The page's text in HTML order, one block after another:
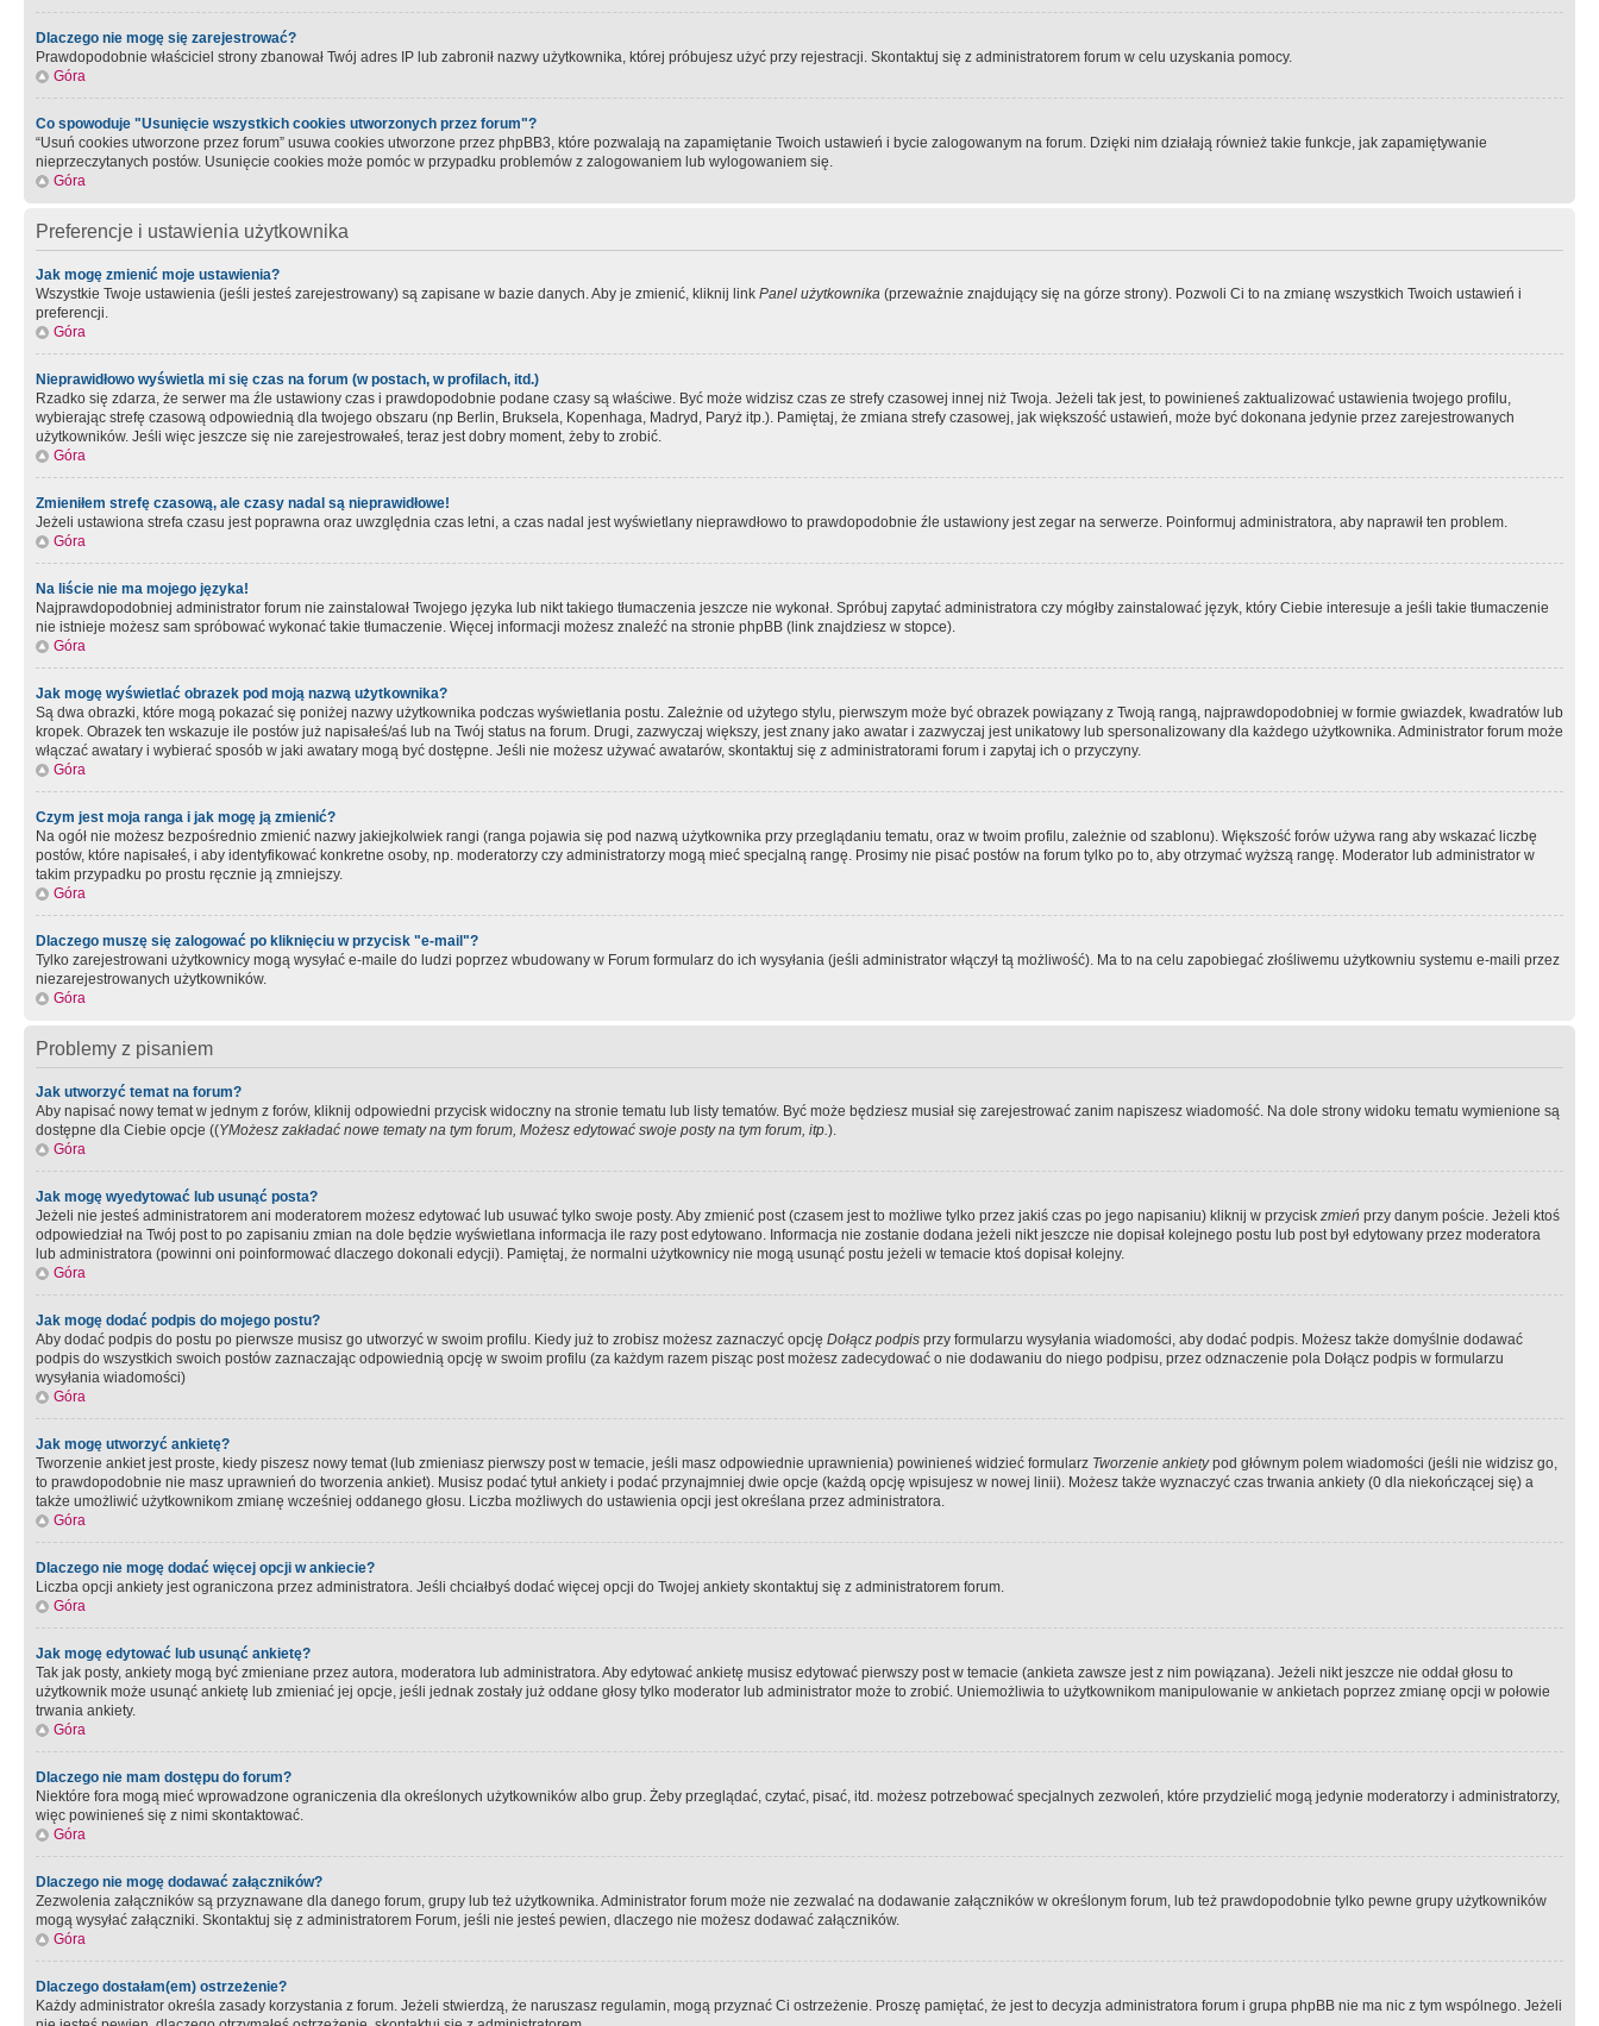
Dlaczego nie mogę się zarejestrować?
Prawdopodobnie właściciel strony zbanował Twój adres IP lub zabronił nazwy użytkownika, której próbujesz użyć przy rejestracji. Skontaktuj się z administratorem forum w celu uzyskania pomocy.
Góra
Co spowoduje "Usunięcie wszystkich cookies utworzonych przez forum"?
“Usuń cookies utworzone przez forum” usuwa cookies utworzone przez phpBB3, które pozwalają na zapamiętanie Twoich ustawień i bycie zalogowanym na forum. Dzięki nim działają również takie funkcje, jak zapamiętywanie
nieprzeczytanych postów. Usunięcie cookies może pomóc w przypadku problemów z zalogowaniem lub wylogowaniem się.
Góra
Preferencje i ustawienia użytkownika
Jak mogę zmienić moje ustawienia?
Wszystkie Twoje ustawienia (jeśli jesteś zarejestrowany) są zapisane w bazie danych. Aby je zmienić, kliknij link Panel użytkownika (przeważnie znajdujący się na górze strony). Pozwoli Ci to na zmianę wszystkich Twoich ustawień i
preferencji.
Góra
Nieprawidłowo wyświetla mi się czas na forum (w postach, w profilach, itd.)
Rzadko się zdarza, że serwer ma źle ustawiony czas i prawdopodobnie podane czasy są właściwe. Być może widzisz czas ze strefy czasowej innej niż Twoja. Jeżeli tak jest, to powinieneś zaktualizować ustawienia twojego profilu,
wybierając strefę czasową odpowiednią dla twojego obszaru (np Berlin, Bruksela, Kopenhaga, Madryd, Paryż itp.). Pamiętaj, że zmiana strefy czasowej, jak większość ustawień, może być dokonana jedynie przez zarejestrowanych
użytkowników. Jeśli więc jeszcze się nie zarejestrowałeś, teraz jest dobry moment, żeby to zrobić.
Góra
Zmieniłem strefę czasową, ale czasy nadal są nieprawidłowe!
Jeżeli ustawiona strefa czasu jest poprawna oraz uwzględnia czas letni, a czas nadal jest wyświetlany nieprawdłowo to prawdopodobnie źle ustawiony jest zegar na serwerze. Poinformuj administratora, aby naprawił ten problem.
Góra
Na liście nie ma mojego języka!
Najprawdopodobniej administrator forum nie zainstalował Twojego języka lub nikt takiego tłumaczenia jeszcze nie wykonał. Spróbuj zapytać administratora czy mógłby zainstalować język, który Ciebie interesuje a jeśli takie tłumaczenie
nie istnieje możesz sam spróbować wykonać takie tłumaczenie. Więcej informacji możesz znaleźć na stronie phpBB (link znajdziesz w stopce).
Góra
Jak mogę wyświetlać obrazek pod moją nazwą użytkownika?
Są dwa obrazki, które mogą pokazać się poniżej nazwy użytkownika podczas wyświetlania postu. Zależnie od użytego stylu, pierwszym może być obrazek powiązany z Twoją rangą, najprawdopodobniej w formie gwiazdek, kwadratów lub
kropek. Obrazek ten wskazuje ile postów już napisałeś/aś lub na Twój status na forum. Drugi, zazwyczaj większy, jest znany jako awatar i zazwyczaj jest unikatowy lub spersonalizowany dla każdego użytkownika. Administrator forum może
włączać awatary i wybierać sposób w jaki awatary mogą być dostępne. Jeśli nie możesz używać awatarów, skontaktuj się z administratorami forum i zapytaj ich o przyczyny.
Góra
Czym jest moja ranga i jak mogę ją zmienić?
Na ogół nie możesz bezpośrednio zmienić nazwy jakiejkolwiek rangi (ranga pojawia się pod nazwą użytkownika przy przeglądaniu tematu, oraz w twoim profilu, zależnie od szablonu). Większość forów używa rang aby wskazać liczbę
postów, które napisałeś, i aby identyfikować konkretne osoby, np. moderatorzy czy administratorzy mogą mieć specjalną rangę. Prosimy nie pisać postów na forum tylko po to, aby otrzymać wyższą rangę. Moderator lub administrator w
takim przypadku po prostu ręcznie ją zmniejszy.
Góra
Dlaczego muszę się zalogować po kliknięciu w przycisk "e-mail"?
Tylko zarejestrowani użytkownicy mogą wysyłać e-maile do ludzi poprzez wbudowany w Forum formularz do ich wysyłania (jeśli administrator włączył tą możliwość). Ma to na celu zapobiegać złośliwemu użytkowniu systemu e-maili przez
niezarejestrowanych użytkowników.
Góra
Problemy z pisaniem
Jak utworzyć temat na forum?
Aby napisać nowy temat w jednym z forów, kliknij odpowiedni przycisk widoczny na stronie tematu lub listy tematów. Być może będziesz musiał się zarejestrować zanim napiszesz wiadomość. Na dole strony widoku tematu wymienione są
dostępne dla Ciebie opcje ((YMożesz zakładać nowe tematy na tym forum, Możesz edytować swoje posty na tym forum, itp.).
Góra
Jak mogę wyedytować lub usunąć posta?
Jeżeli nie jesteś administratorem ani moderatorem możesz edytować lub usuwać tylko swoje posty. Aby zmienić post (czasem jest to możliwe tylko przez jakiś czas po jego napisaniu) kliknij w przycisk zmień przy danym poście. Jeżeli ktoś
odpowiedział na Twój post to po zapisaniu zmian na dole będzie wyświetlana informacja ile razy post edytowano. Informacja nie zostanie dodana jeżeli nikt jeszcze nie dopisał kolejnego postu lub post był edytowany przez moderatora
lub administratora (powinni oni poinformować dlaczego dokonali edycji). Pamiętaj, że normalni użytkownicy nie mogą usunąć postu jeżeli w temacie ktoś dopisał kolejny.
Góra
Jak mogę dodać podpis do mojego postu?
Aby dodać podpis do postu po pierwsze musisz go utworzyć w swoim profilu. Kiedy już to zrobisz możesz zaznaczyć opcję Dołącz podpis przy formularzu wysyłania wiadomości, aby dodać podpis. Możesz także domyślnie dodawać
podpis do wszystkich swoich postów zaznaczając odpowiednią opcję w swoim profilu (za każdym razem pisząc post możesz zadecydować o nie dodawaniu do niego podpisu, przez odznaczenie pola Dołącz podpis w formularzu
wysyłania wiadomości)
Góra
Jak mogę utworzyć ankietę?
Tworzenie ankiet jest proste, kiedy piszesz nowy temat (lub zmieniasz pierwszy post w temacie, jeśli masz odpowiednie uprawnienia) powinieneś widzieć formularz Tworzenie ankietypod głównym polem wiadomości (jeśli nie widzisz go,
to prawdopodobnie nie masz uprawnień do tworzenia ankiet). Musisz podać tytuł ankiety i podać przynajmniej dwie opcje (każdą opcję wpisujesz w nowej linii). Możesz także wyznaczyć czas trwania ankiety (0 dla niekończącej się) a
także umożliwić użytkownikom zmianę wcześniej oddanego głosu. Liczba możliwych do ustawienia opcji jest określana przez administratora.
Góra
Dlaczego nie mogę dodać więcej opcji w ankiecie?
Liczba opcji ankiety jest ograniczona przez administratora. Jeśli chciałbyś dodać więcej opcji do Twojej ankiety skontaktuj się z administratorem forum.
Góra
Jak mogę edytować lub usunąć ankietę?
Tak jak posty, ankiety mogą być zmieniane przez autora, moderatora lub administratora. Aby edytować ankietę musisz edytować pierwszy post w temacie (ankieta zawsze jest z nim powiązana). Jeżeli nikt jeszcze nie oddał głosu to
użytkownik może usunąć ankietę lub zmieniać jej opcje, jeśli jednak zostały już oddane głosy tylko moderator lub administrator może to zrobić. Uniemożliwia to użytkownikom manipulowanie w ankietach poprzez zmianę opcji w połowie
trwania ankiety.
Góra
Dlaczego nie mam dostępu do forum?
Niektóre fora mogą mieć wprowadzone ograniczenia dla określonych użytkowników albo grup. Żeby przeglądać, czytać, pisać, itd. możesz potrzebować specjalnych zezwoleń, które przydzielić mogą jedynie moderatorzy i administratorzy,
więc powinieneś się z nimi skontaktować.
Góra
Dlaczego nie mogę dodawać załączników?
Zezwolenia załączników są przyznawane dla danego forum, grupy lub też użytkownika. Administrator forum może nie zezwalać na dodawanie załączników w określonym forum, lub też prawdopodobnie tylko pewne grupy użytkowników
mogą wysyłać załączniki. Skontaktuj się z administratorem Forum, jeśli nie jesteś pewien, dlaczego nie możesz dodawać załączników.
Góra
Dlaczego dostałam(em) ostrzeżenie?
Każdy administrator określa zasady korzystania z forum. Jeżeli stwierdzą, że naruszasz regulamin, mogą przyznać Ci ostrzeżenie. Proszę pamiętać, że jest to decyzja administratora forum i grupa phpBB nie ma nic z tym wspólnego. Jeżeli